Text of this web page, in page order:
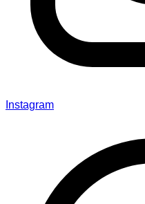
Instagram